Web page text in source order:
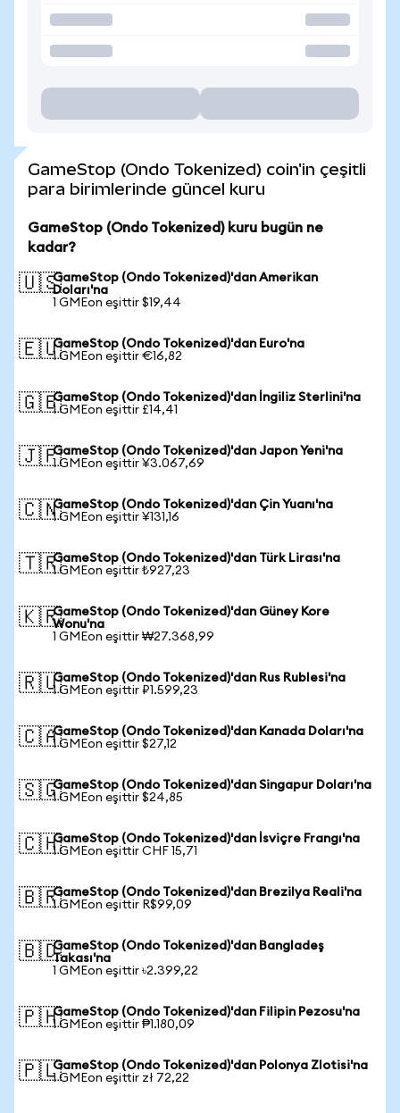
GameStop (Ondo Tokenized) coin'in çeşitli
para birimlerinde güncel kuru
GameStop (Ondo Tokenized) kuru bugün ne
kadar?
🇺🇸GameStop (Ondo Tokenized)'dan Amerikan
Doları'na
1 GMEon eşittir $19,44
🇪🇺GameStop (Ondo Tokenized)'dan Euro'na
1 GMEon eşittir €16,82
🇬🇧GameStop (Ondo Tokenized)'dan İngiliz Sterlini'na
1 GMEon eşittir £14,41
🇯🇵GameStop (Ondo Tokenized)'dan Japon Yeni'na
1 GMEon eşittir ¥3.067,69
🇨🇳GameStop (Ondo Tokenized)'dan Çin Yuanı'na
1 GMEon eşittir ¥131,16
🇹🇷GameStop (Ondo Tokenized)'dan Türk Lirası'na
1 GMEon eşittir ₺927,23
🇰🇷GameStop (Ondo Tokenized)'dan Güney Kore
Wonu'na
1 GMEon eşittir ₩27.368,99
🇷🇺GameStop (Ondo Tokenized)'dan Rus Rublesi'na
1 GMEon eşittir ₽1.599,23
🇨🇦GameStop (Ondo Tokenized)'dan Kanada Doları'na
1 GMEon eşittir $27,12
🇸🇬GameStop (Ondo Tokenized)'dan Singapur Doları'na
1 GMEon eşittir $24,85
🇨🇭GameStop (Ondo Tokenized)'dan İsviçre Frangı'na
1 GMEon eşittir CHF 15,71
🇧🇷GameStop (Ondo Tokenized)'dan Brezilya Reali'na
1 GMEon eşittir R$99,09
🇧🇩GameStop (Ondo Tokenized)'dan Bangladeş
Takası'na
1 GMEon eşittir ৳2.399,22
🇵🇭GameStop (Ondo Tokenized)'dan Filipin Pezosu'na
1 GMEon eşittir ₱1.180,09
🇵🇱GameStop (Ondo Tokenized)'dan Polonya Zlotisi'na
1 GMEon eşittir zł 72,22